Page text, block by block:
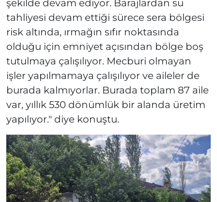
şekilde devam ediyor. Barajlardan su
tahliyesi devam ettiği sürece sera bölgesi
risk altında, ırmağın sıfır noktasında
olduğu için emniyet açısından bölge boş
tutulmaya çalışılıyor. Mecburi olmayan
işler yapılmamaya çalışılıyor ve aileler de
burada kalmıyorlar. Burada toplam 87 aile
var, yıllık 530 dönümlük bir alanda üretim
yapılıyor." diye konuştu.